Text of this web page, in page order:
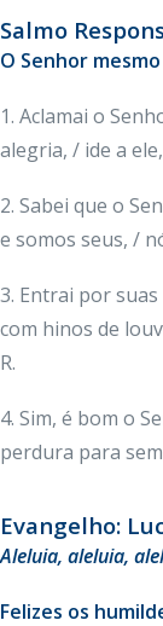
Salmo
O Senhor
1. Aclamai o
alegria, / ide a
2. Sabei que o
e somos seus, /
3. Entrai por
com hinos de
R.
4. Sim, é bom o
perdura para
Evangelho:
Aleluia, aleluia,
Felizes os